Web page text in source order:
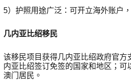
5）护照用途广泛：可开立海外账户
几内亚比绍移民
该移民项目获得几内亚比绍政府官
内亚比绍签订免签的国家和地区；
澳门居民。